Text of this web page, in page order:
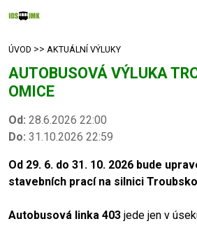
ÚVOD >> AKTUÁLNÍ VÝLUKY
AUTOBUSOVÁ VÝLUKA
OMICE
Od: 28.6.2026 22:00
Do: 31.10.2026 22:59
Od 29. 6. do 31. 10. 2026 bude
stavebních prací na silnici
Autobusová linka 403 jede jen v